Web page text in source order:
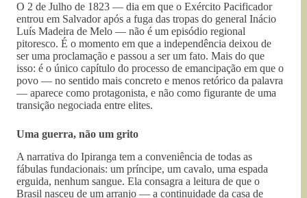
O 2 de Julho de 1823 — dia em que o Exército Pacificador
entrou em Salvador após a fuga das tropas do general Inácio
Luís Madeira de Melo — não é um episódio regional
pitoresco. É o momento em que a independência deixou de
ser uma proclamação e passou a ser um fato. Mais do que
isso: é o único capítulo do processo de emancipação em que o
povo — no sentido mais concreto e menos retórico da palavra
— aparece como protagonista, e não como figurante de uma
transição negociada entre elites.
Uma guerra, não um grito
A narrativa do Ipiranga tem a conveniência de todas as
fábulas fundacionais: um príncipe, um cavalo, uma espada
erguida, nenhum sangue. Ela consagra a leitura de que o
Brasil nasceu de um arranjo — a continuidade da casa de